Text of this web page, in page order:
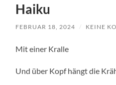
Haiku
FEBRUAR 18, 2024 / KEINE
Mit einer Kralle
Und über Kopf hängt die